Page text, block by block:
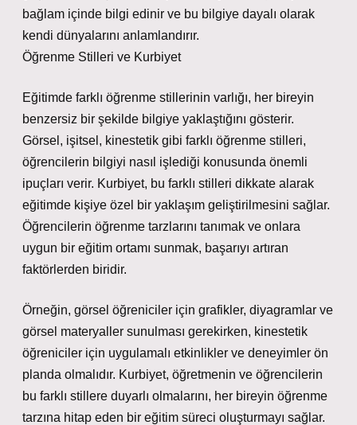
bağlam içinde bilgi edinir ve bu bilgiye dayalı olarak
kendi dünyalarını anlamlandırır.
Öğrenme Stilleri ve Kurbiyet
Eğitimde farklı öğrenme stillerinin varlığı, her bireyin
benzersiz bir şekilde bilgiye yaklaştığını gösterir.
Görsel, işitsel, kinestetik gibi farklı öğrenme stilleri,
öğrencilerin bilgiyi nasıl işlediği konusunda önemli
ipuçları verir. Kurbiyet, bu farklı stilleri dikkate alarak
eğitimde kişiye özel bir yaklaşım geliştirilmesini sağlar.
Öğrencilerin öğrenme tarzlarını tanımak ve onlara
uygun bir eğitim ortamı sunmak, başarıyı artıran
faktörlerden biridir.
Örneğin, görsel öğreniciler için grafikler, diyagramlar ve
görsel materyaller sunulması gerekirken, kinestetik
öğreniciler için uygulamalı etkinlikler ve deneyimler ön
planda olmalıdır. Kurbiyet, öğretmenin ve öğrencilerin
bu farklı stillere duyarlı olmalarını, her bireyin öğrenme
tarzına hitap eden bir eğitim süreci oluşturmayı sağlar.